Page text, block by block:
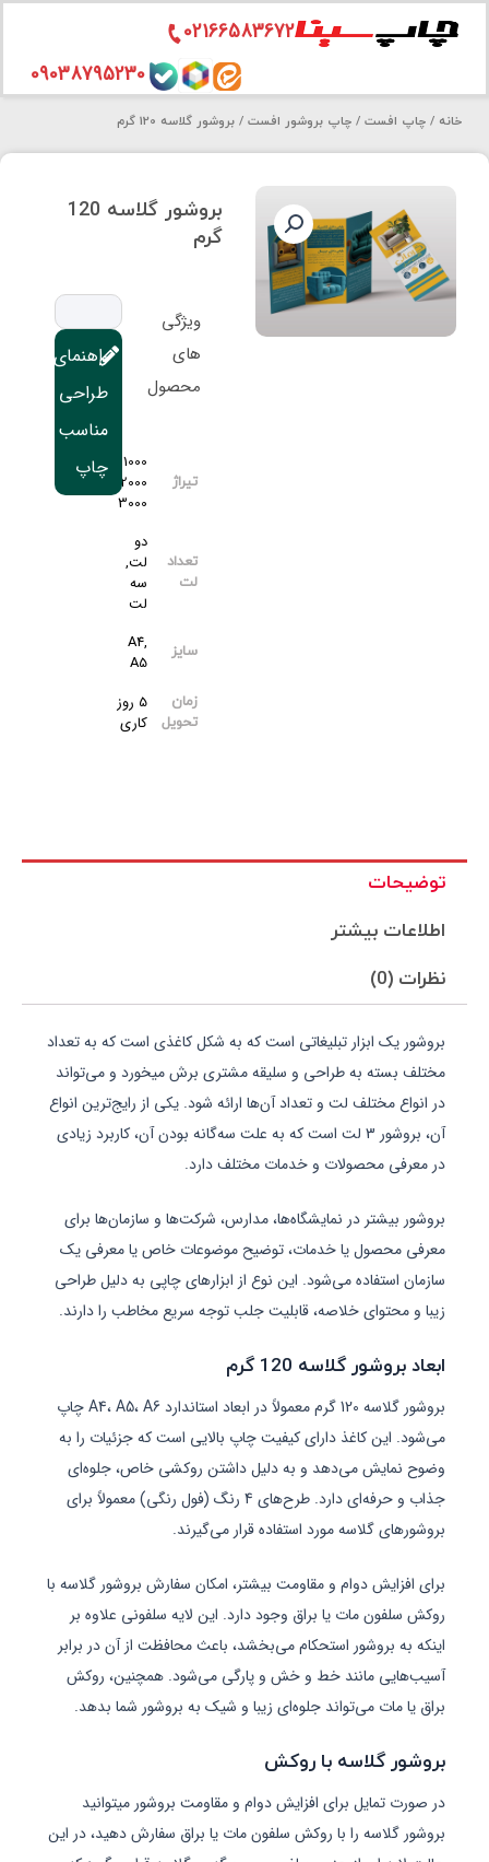
به
02166583672
09038795230
خانه / چاپ افست / چاپ بروشور افست / بروشور گلاسه 120 گرم
بروشور گلاسه 120
گرم
ویژگی
های
محصول
تیراژ
3000
تعداد
لت
دو
لت,
سه
لت
سایز
A4,
A5
زمان
تحویل
5 روز
کاری
راهنمای
طراحی
مناسب
چاپ
توضیحات
اطلاعات بیشتر
نظرات (0)
بروشور یک ابزار تبلیغاتی است که به شکل کاغذی است که به تعداد
مختلف بسته به طراحی و سلیقه مشتری برش میخورد و می‌تواند
در انواع مختلف لت و تعداد آن‌ها ارائه شود. یکی از رایج‌ترین انواع
آن، بروشور 3 لت است که به علت سه‌گانه بودن آن، کاربرد زیادی
در معرفی محصولات و خدمات مختلف دارد.
بروشور بیشتر در نمایشگاه‌ها، مدارس، شرکت‌ها و سازمان‌ها برای
معرفی محصول یا خدمات، توضیح موضوعات خاص یا معرفی یک
سازمان استفاده می‌شود. این نوع از ابزارهای چاپی به دلیل طراحی
زیبا و محتوای خلاصه، قابلیت جلب توجه سریع مخاطب را دارند.
ابعاد بروشور گلاسه 120 گرم
بروشور گلاسه 120 گرم معمولاً در ابعاد استاندارد A4، A5، A6 چاپ
می‌شود. این کاغذ دارای کیفیت چاپ بالایی است که جزئیات را به
وضوح نمایش می‌دهد و به دلیل داشتن روکشی خاص، جلوه‌ای
جذاب و حرفه‌ای دارد. طرح‌های 4 رنگ (فول رنگی) معمولاً برای
بروشورهای گلاسه مورد استفاده قرار می‌گیرند.
برای افزایش دوام و مقاومت بیشتر، امکان سفارش بروشور گلاسه با
روکش سلفون مات یا براق وجود دارد. این لایه سلفونی علاوه بر
اینکه به بروشور استحکام می‌بخشد، باعث محافظت از آن در برابر
آسیب‌هایی مانند خط و خش و پارگی می‌شود. همچنین، روکش
براق یا مات می‌تواند جلوه‌ای زیبا و شیک به بروشور شما بدهد.
بروشور گلاسه با روکش
در صورت تمایل برای افزایش دوام و مقاومت بروشور میتوانید
بروشور گلاسه را با روکش سلفون مات یا براق سفارش دهید، در این